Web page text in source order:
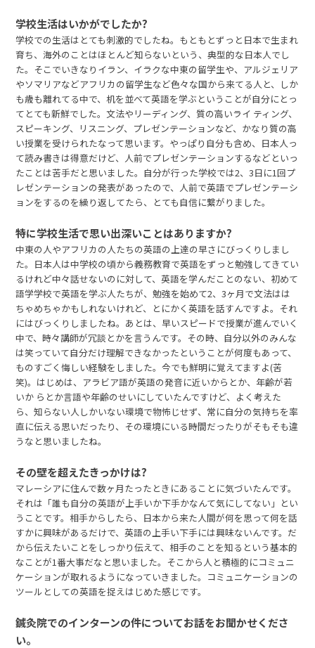
学校生活はいかがでしたか?
学校での生活はとても刺激的でしたね。もともとずっと日本で生まれ
育ち、海外のことはほとんど知らないという、典型的な日本人でし
た。そこでいきなりイラン、イラクな中東の留学生や、アルジェリア
やソマリアなどアフリカの留学生など色々な国から来てる人と、しか
も歳も離れてる中で、机を並べて英語を学ぶということが自分にとっ
てとても新鮮でした。文法やリーディング、質の高いライ ティング、
スピーキング、リスニング、プレゼンテーションなど、かなり質の高
い授業を受けられたなって思います。やっぱり自分も含め、日本人っ
て読み書きは得意だけど、人前でプレゼンテーションするなどといっ
たことは苦手だと思いました。自分が行った学校では2、3日に1回プ
レゼンテーションの発表があったので、人前で英語でプレゼンテーシ
ョンをするのを繰り返してたら、とても自信に繋がりました。
特に学校生活で思い出深いことはありますか?
中東の人やアフリカの人たちの英語の上達の早さにびっくりしまし
た。日本人は中学校の頃から義務教育で英語をずっと勉強してきてい
るけれど中々話せないのに対して、英語を学んだことのない、初めて
語学学校で英語を学ぶ人たちが、勉強を始めて2、3ヶ月で文法はは
ちゃめちゃかもしれないけれど、とにかく英語を話すんですよ。それ
にはびっくりしましたね。あとは、早いスピードで授業が進んでいく
中で、時々講師が冗談とかを言うんです。その時、自分以外のみんな
は笑っていて自分だけ理解できなかったということが何度もあって、
ものすごく悔しい経験をしました。今でも鮮明に覚えてますよ(苦
笑)。はじめは、アラビア語が英語の発音に近いからとか、年齢が若
いか らとか言語や年齢のせいにしていたんですけど、よく考えた
ら、知らない人しかいない環境で物怖じせず、常に自分の気持ちを率
直に伝える思いだったり、その環境にいる時間だったりがそもそも違
うなと思いましたね。
その壁を超えたきっかけは?
マレーシアに住んで数ヶ月たったときにあることに気づいたんです。
それは「誰も自分の英語が上手いか下手かなんて気にしてない」とい
うことです。相手からしたら、日本から来た人間が何を思って何を話
すかに興味があるだけで、英語の上手い下手には興味ないんです。だ
から伝えたいことをしっかり伝えて、相手のことを知るという基本的
なことが1番大事だなと思いました。そこから人と積極的にコミュニ
ケーションが取れるようになっていきました。コミュニケーションの
ツールとしての英語を捉えはじめた感じです。
鍼灸院でのインターンの件についてお話をお聞かせくださ
い。